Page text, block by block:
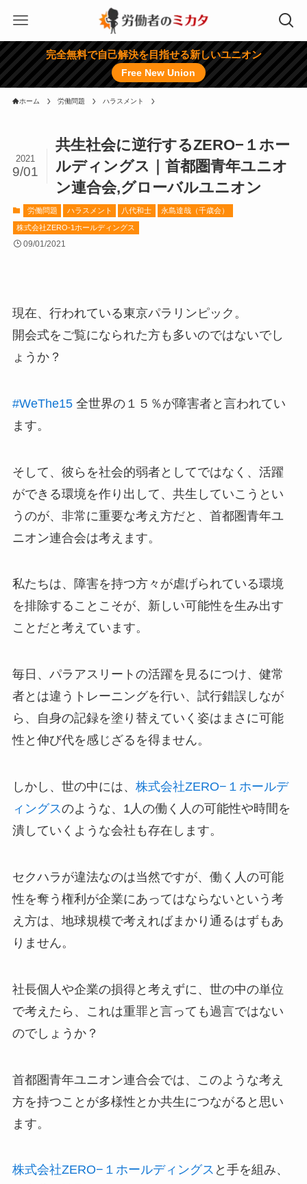
完全無料で自己解決を目指せる新しいユニオン
Free New Union
ホーム 労働問題 ハラスメント
共生社会に逆行するZERO−１ホー
ルディングス｜首都圏青年ユニオ
ン連合会,グローバルユニオン
2021
9/01
労働問題 ハラスメント 八代和士 永島達哉（千歳会）
株式会社ZERO-1ホールディングス
09/01/2021
現在、行われている東京パラリンピック。
開会式をご覧になられた方も多いのではないでし
ょうか？
#WeThe15全世界の１５％が障害者と言われてい
ます。
そして、彼らを社会的弱者としてではなく、活躍
ができる環境を作り出して、共生していこうとい
うのが、非常に重要な考え方だと、首都圏青年ユ
ニオン連合会は考えます。
私たちは、障害を持つ方々が虐げられている環境
を排除することこそが、新しい可能性を生み出す
ことだと考えています。
毎日、パラアスリートの活躍を見るにつけ、健常
者とは違うトレーニングを行い、試行錯誤しなが
ら、自身の記録を塗り替えていく姿はまさに可能
性と伸び代を感じざるを得ません。
しかし、世の中には、 株式会社ZERO−１ホールデ
ィングスのような、1人の働く人の可能性や時間を
潰していくような会社も存在します。
セクハラが違法なのは当然ですが、働く人の可能
性を奪う権利が企業にあってはならないという考
え方は、地球規模で考えればまかり通るはずもあ
りません。
社長個人や企業の損得と考えずに、世の中の単位
で考えたら、これは重罪と言っても過言ではない
のでしょうか？
首都圏青年ユニオン連合会では、このような考え
方を持つことが多様性とか共生につながると思い
ます。
株式会社ZERO−１ホールディングス と手を組み、